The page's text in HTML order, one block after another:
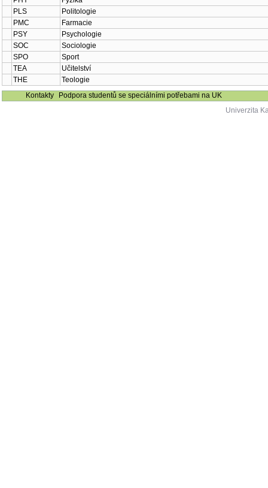
PLS
Politologie
PMC
Farmacie
PSY
Psychologie
SOC
Sociologie
SPO
Sport
TEA
Učitelství
THE
Teologie
Kontakty
Podpora studentů se speciálními potřebami na UK
Univerzita